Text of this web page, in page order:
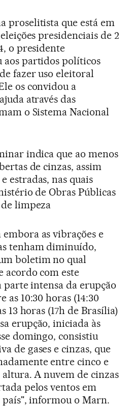
proselitista que está em
presidenciais de 2
o presidente
aos partidos políticos
fazer uso eleitoral
os convidou a
através das
o Sistema Nacional
indica que ao menos
de cinzas, assim
estradas, nas quais
de Obras Públicas
limpeza
as vibrações e
tenham diminuído,
boletim no qual
acordo com este
intensa da erupção
as 10:30 horas (14:30
13 horas (17h de Brasília)
erupção, iniciada às
domingo, consistiu
de gases e cinzas, que
entre cinco e
A nuvem de cinzas
pelos ventos em
país", informou o Marn.